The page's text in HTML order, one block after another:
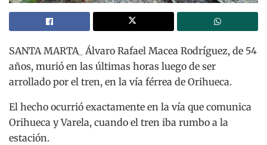
SANTA MARTA_ Álvaro Rafael Macea Rodríguez, de 54
años, murió en las últimas horas luego de ser
arrollado por el tren, en la vía férrea de Orihueca.
El hecho ocurrió exactamente en la vía que comunica
Orihueca y Varela, cuando el tren iba rumbo a la
estación.